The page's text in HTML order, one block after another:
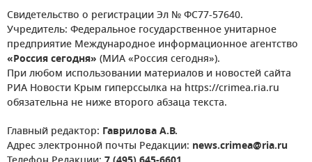
Свидетельство о регистрации Эл № ФС77-57640.
Учредитель: Федеральное государственное унитарное
предприятие Международное информационное агентство
«Россия сегодня» (МИА «Россия сегодня»).
При любом использовании материалов и новостей сайта
РИА Новости Крым гиперссылка на https://crimea.ria.ru
обязательна не ниже второго абзаца текста.
Главный редактор: Гаврилова А.В.
Адрес электронной почты Редакции: news.crimea@ria.ru